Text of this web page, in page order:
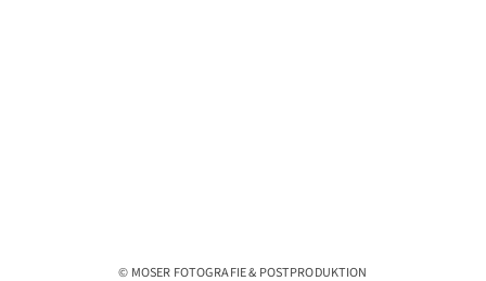
© MOSER FOTOGRAFIE & POSTPRODUKTION